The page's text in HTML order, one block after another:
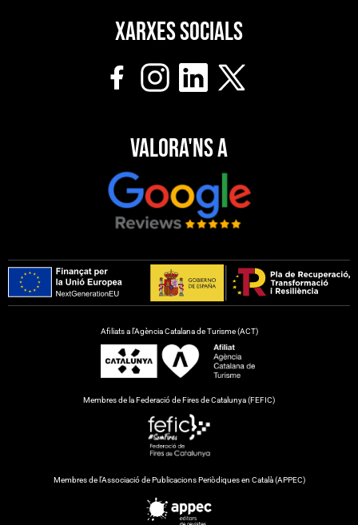
Xarxes socials
Valora'ns a
Afiliats a l’Agència Catalana de Turisme (ACT)
Membres de la Federació de Fires de Catalunya (FEFIC)
Membres de l’Associació de Publicacions Periòdiques en Català (APPEC)